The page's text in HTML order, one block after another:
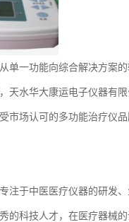
单一功能向综合解决方案的
天水华大康运电子仪器有
市场认可的多功能治疗仪
注于中医医疗仪器的研发
的科技人才，在医疗器械